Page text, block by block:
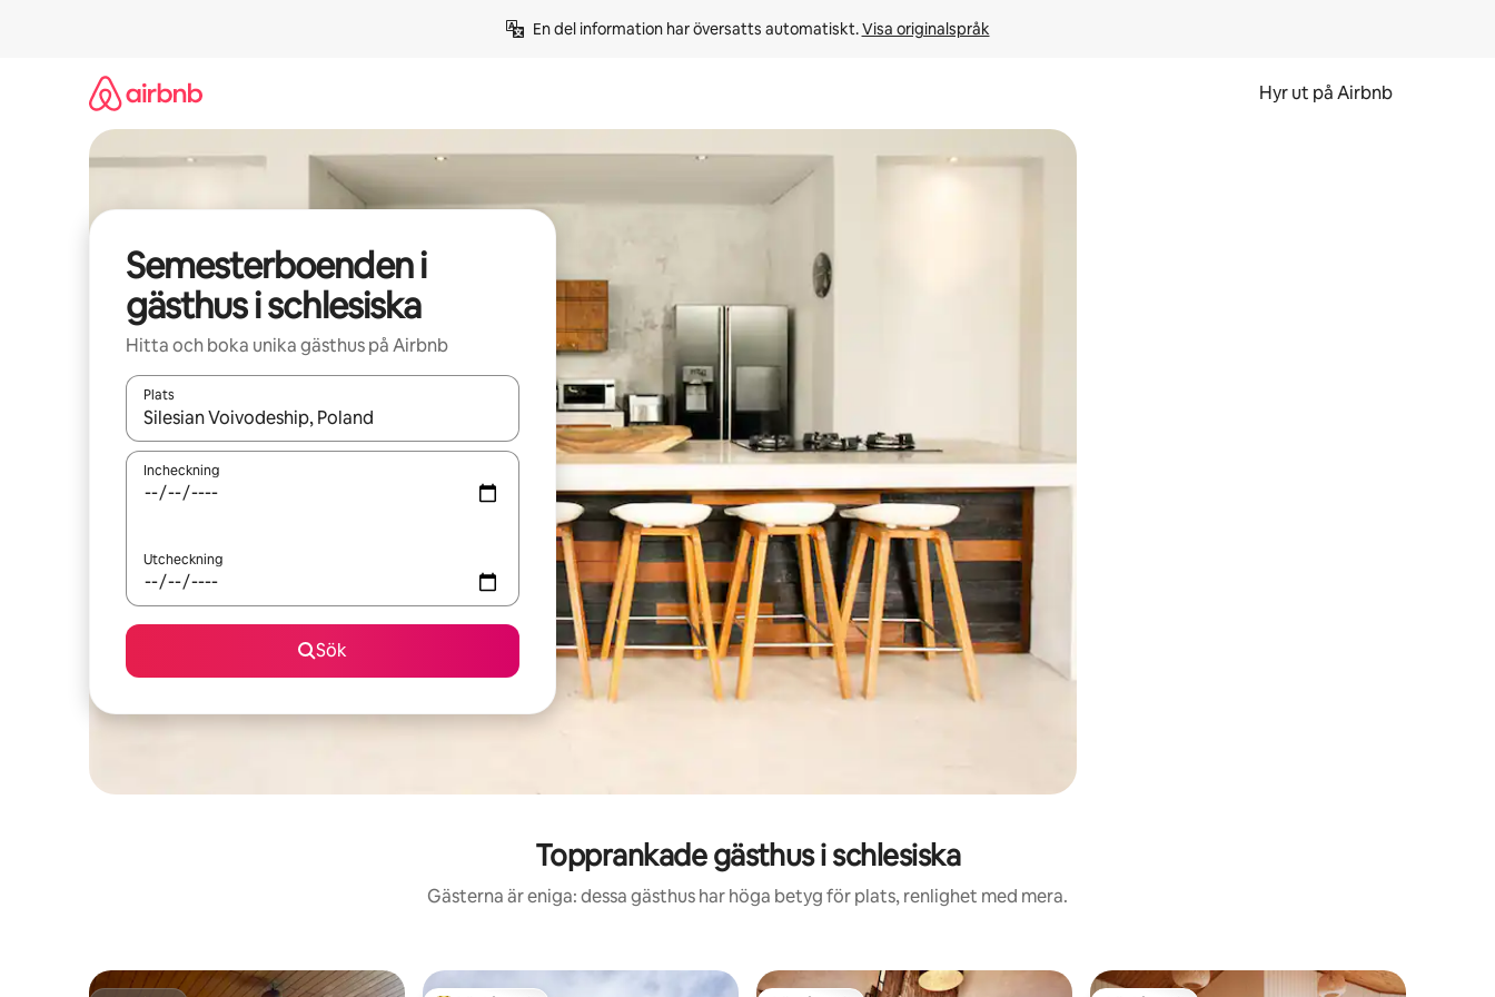
En del information har översatts automatiskt. Visa originalspråk
Hyr ut på Airbnb
Semesterboenden i
gästhus i schlesiska
Hitta och boka unika gästhus på Airbnb
Plats
När resultaten är tillgängliga kan du navigera med upp- och nedåtpilarna eller utforska genom att trycka eller svepa.
Incheckning
Utcheckning
Sök
Topprankade gästhus i schlesiska
Gästerna är eniga: dessa gästhus har höga betyg för plats, renlighet med mera.